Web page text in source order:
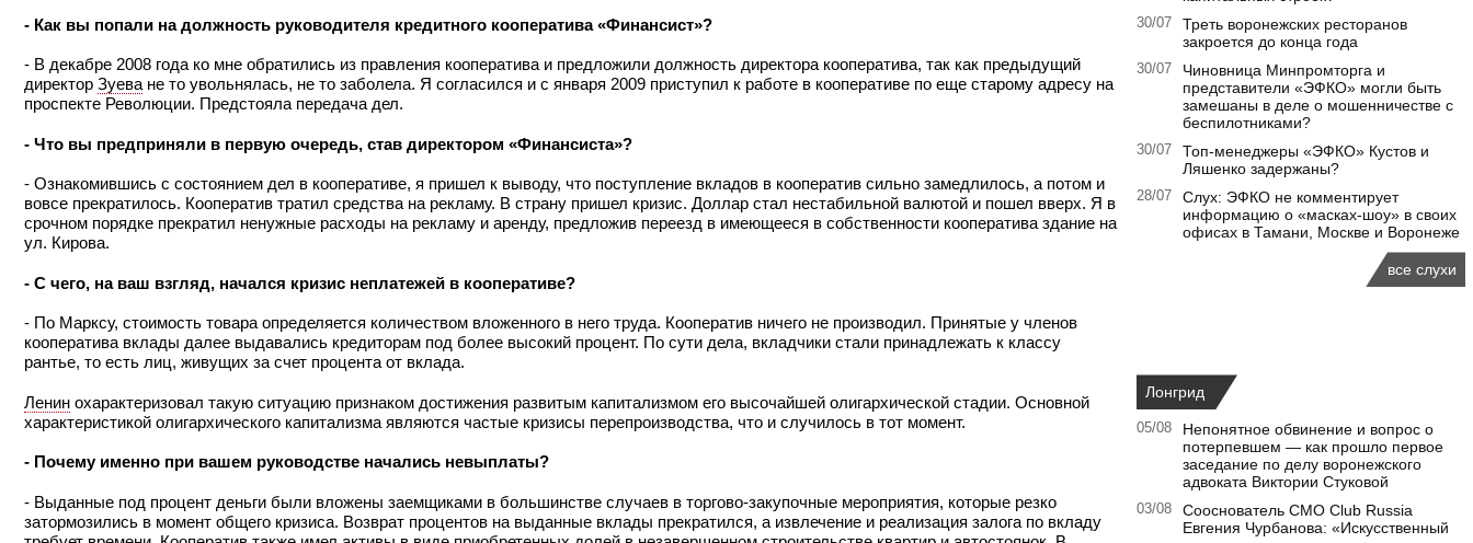
- Как вы попали на должность руководителя кредитного кооператива «Финансист»?
- В декабре 2008 года ко мне обратились из правления кооператива и предложили должность директора кооператива, так как предыдущий
директор Зуева не то увольнялась, не то заболела. Я согласился и с января 2009 приступил к работе в кооперативе по еще старому адресу на
проспекте Революции. Предстояла передача дел.
- Что вы предприняли в первую очередь, став директором «Финансиста»?
- Ознакомившись с состоянием дел в кооперативе, я пришел к выводу, что поступление вкладов в кооператив сильно замедлилось, а потом и
вовсе прекратилось. Кооператив тратил средства на рекламу. В страну пришел кризис. Доллар стал нестабильной валютой и пошел вверх. Я в
срочном порядке прекратил ненужные расходы на рекламу и аренду, предложив переезд в имеющееся в собственности кооператива здание на
ул. Кирова.
- С чего, на ваш взгляд, начался кризис неплатежей в кооперативе?
- По Марксу, стоимость товара определяется количеством вложенного в него труда. Кооператив ничего не производил. Принятые у членов
кооператива вклады далее выдавались кредиторам под более высокий процент. По сути дела, вкладчики стали принадлежать к классу
рантье, то есть лиц, живущих за счет процента от вклада.
Ленин охарактеризовал такую ситуацию признаком достижения развитым капитализмом его высочайшей олигархической стадии. Основной
характеристикой олигархического капитализма являются частые кризисы перепроизводства, что и случилось в тот момент.
- Почему именно при вашем руководстве начались невыплаты?
- Выданные под процент деньги были вложены заемщиками в большинстве случаев в торгово-закупочные мероприятия, которые резко
затормозились в момент общего кризиса. Возврат процентов на выданные вклады прекратился, а извлечение и реализация залога по вкладу
30/07
Треть воронежских ресторанов
закроется до конца года
30/07
Чиновница Минпромторга и
представители «ЭФКО» могли быть
замешаны в деле о мошенничестве с
беспилотниками?
30/07
Топ-менеджеры «ЭФКО» Кустов и
Ляшенко задержаны?
28/07
Слух: ЭФКО не комментирует
информацию о «масках-шоу» в своих
офисах в Тамани, Москве и Воронеже
все слухи
Лонгрид
05/08
Непонятное обвинение и вопрос о
потерпевшем — как прошло первое
заседание по делу воронежского
адвоката Виктории Стуковой
03/08
Сооснователь CMO Club Russia
Евгения Чурбанова: «Искусственный